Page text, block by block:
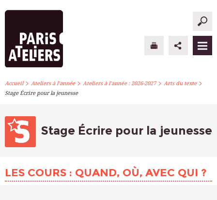
PARIS ATELIERS
ATELIERS À L’ANNÉE
INFOS PRATIQUES
Accueil> Ateliers à l’année> Ateliers à l’année : 2026-2027> Arts du texte>
Stage Écrire pour la jeunesse
Stage Écrire pour la jeunesse
LES COURS : QUAND, OÙ, AVEC QUI ?